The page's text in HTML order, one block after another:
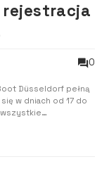
0
Düsseldorf pełną
w dniach od 17 do
www.Boot.com.